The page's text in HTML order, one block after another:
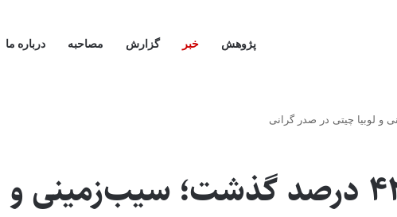
پژوهش خبر گزارش مصاحبه درباره ما